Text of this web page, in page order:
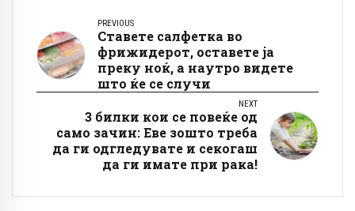
PREVIOUS
Ставете салфетка во
фрижидерот, оставете ја
преку ноќ, а наутро видете
што ќе се случи
NEXT
3 билки кои се повеќе од
само зачин: Еве зошто треба
да ги одгледувате и секогаш
да ги имате при рака!